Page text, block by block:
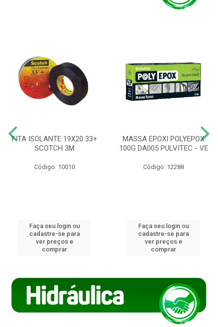
FITA ISOLANTE 19X20 33+
SCOTCH 3M
Código: 10010
Faça seu login ou
cadastre-se para
ver preços e
comprar
MASSA EPOXI POLYEPOX
100G DA005 PULVITEC - VE
Código: 12288
Faça seu login ou
cadastre-se para
ver preços e
comprar